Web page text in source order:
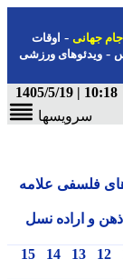
-اوقات
ویدئوهای ورزشی
10:18 |
سرویسها
فلسفی علامه
اراده نسل
13
14
15